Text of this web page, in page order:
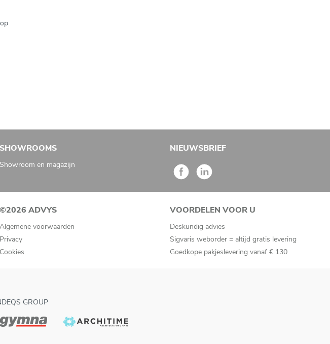
SHOWROOMS
Showroom en magazijn
NIEUWSBRIEF
©2026 ADVYS
Algemene voorwaarden
Privacy
Cookies
VOORDELEN VOOR U
Deskundig advies
Sigvaris weborder = altijd gratis levering
Goedkope pakjeslevering vanaf € 130
GROUP